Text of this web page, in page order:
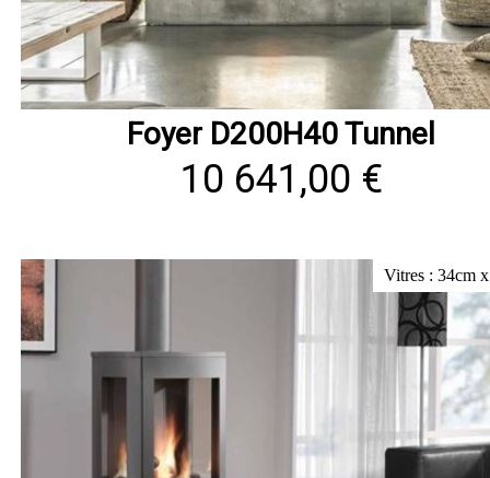
Foyer D200H40 Tunnel
10 641,00 €
Vitres : 34cm